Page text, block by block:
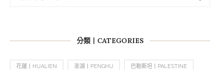
分類丨CATEGORIES
花蓮丨HUALIEN 澎湖丨PENGHU 巴勒斯坦丨PALESTINE